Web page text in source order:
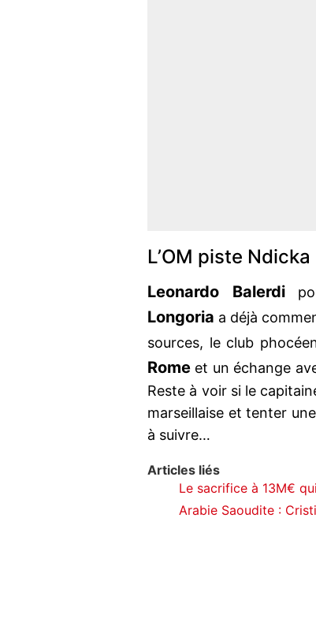
L’OM piste Ndicka
Leonardo Balerdi
Longoria a déjà
sources, le club
Rome et un échange
Reste à voir si le
marseillaise et tenter
à suivre…
Articles liés
Le sacrifice à 13M€
Arabie Saoudite :